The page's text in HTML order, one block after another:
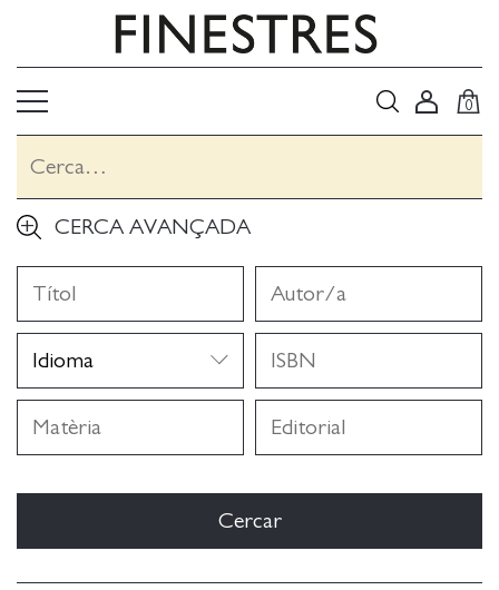
0
CERCA AVANÇADA